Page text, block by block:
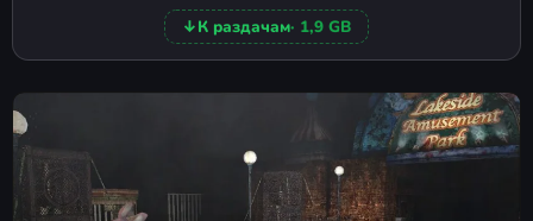
↓К раздачам· 1,9 GB